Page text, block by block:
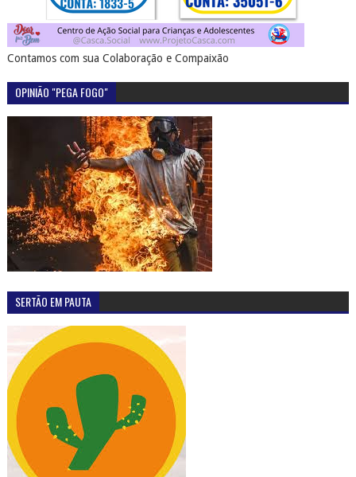
Contamos com sua Colaboração e Compaixão
OPINIÃO "PEGA FOGO"
SERTÃO EM PAUTA